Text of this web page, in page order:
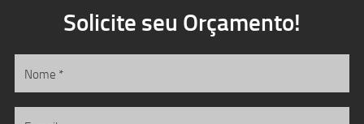
Solicite seu Orçamento!